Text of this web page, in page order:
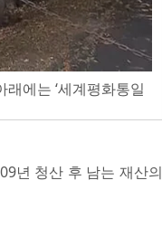
에는 ‘세계평화통일
년 청산 후 남는 재산의